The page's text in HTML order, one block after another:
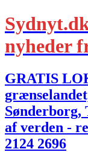
nyheder
GRATIS
Sønderborg,
af verden -
2124 2696